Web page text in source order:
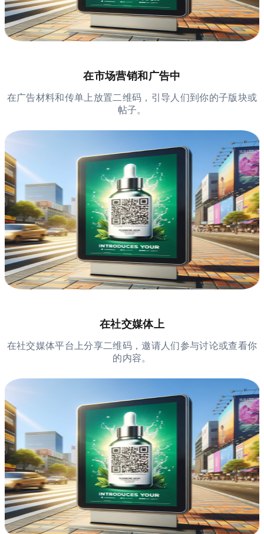
在市场营销和广告中
在广告材料和传单上放置二维码，引导人们到你的子版块或
帖子。
在社交媒体上
在社交媒体平台上分享二维码，邀请人们参与讨论或查看你
的内容。